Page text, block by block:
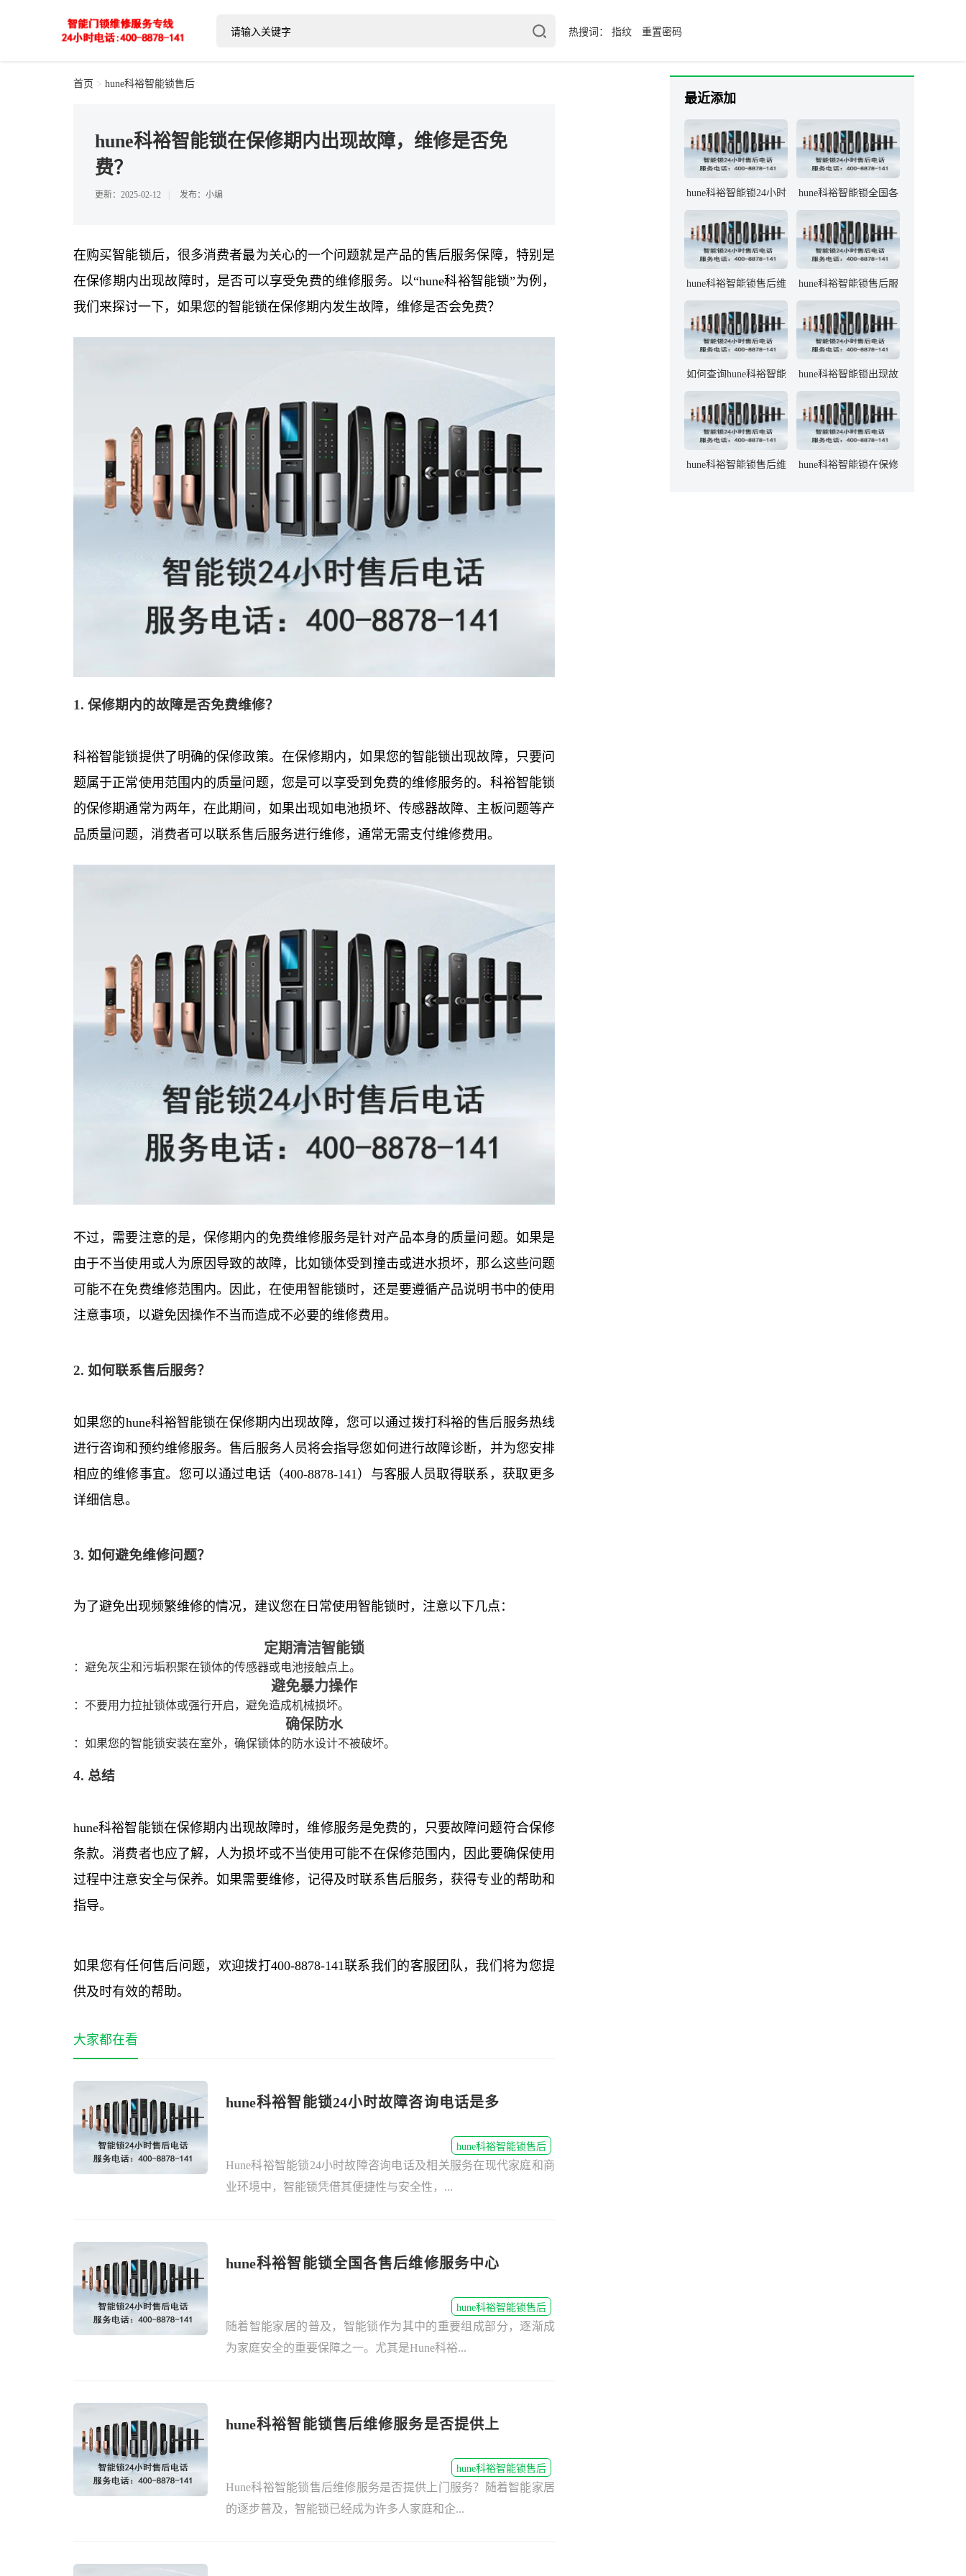
热搜词：指纹 重置密码
首页 > hune科裕智能锁售后
hune科裕智能锁在保修期内出现故障，维修是否免
费？
2025-02-12 发布：小编
在购买智能锁后，很多消费者最为关心的一个问题就是产品的售后服务保障，特别是
在保修期内出现故障时，是否可以享受免费的维修服务。以“hune科裕智能锁”为例，
我们来探讨一下，如果您的智能锁在保修期内发生故障，维修是否会免费？
1. 保修期内的故障是否免费维修？
科裕智能锁提供了明确的保修政策。在保修期内，如果您的智能锁出现故障，只要问
题属于正常使用范围内的质量问题，您是可以享受到免费的维修服务的。科裕智能锁
的保修期通常为两年，在此期间，如果出现如电池损坏、传感器故障、主板问题等产
品质量问题，消费者可以联系售后服务进行维修，通常无需支付维修费用。
不过，需要注意的是，保修期内的免费维修服务是针对产品本身的质量问题。如果是
由于不当使用或人为原因导致的故障，比如锁体受到撞击或进水损坏，那么这些问题
可能不在免费维修范围内。因此，在使用智能锁时，还是要遵循产品说明书中的使用
注意事项，以避免因操作不当而造成不必要的维修费用。
2. 如何联系售后服务？
如果您的hune科裕智能锁在保修期内出现故障，您可以通过拨打科裕的售后服务热线
进行咨询和预约维修服务。售后服务人员将会指导您如何进行故障诊断，并为您安排
相应的维修事宜。您可以通过电话（400-8878-141）与客服人员取得联系，获取更多
详细信息。
3. 如何避免维修问题？
为了避免出现频繁维修的情况，建议您在日常使用智能锁时，注意以下几点：
定期清洁智能锁
：避免灰尘和污垢积聚在锁体的传感器或电池接触点上。
避免暴力操作
：不要用力拉扯锁体或强行开启，避免造成机械损坏。
确保防水
：如果您的智能锁安装在室外，确保锁体的防水设计不被破坏。
4. 总结
hune科裕智能锁在保修期内出现故障时，维修服务是免费的，只要故障问题符合保修
条款。消费者也应了解，人为损坏或不当使用可能不在保修范围内，因此要确保使用
过程中注意安全与保养。如果需要维修，记得及时联系售后服务，获得专业的帮助和
指导。
如果您有任何售后问题，欢迎拨打400-8878-141联系我们的客服团队，我们将为您提
供及时有效的帮助。
大家都在看
hune科裕智能锁24小时故障咨询电话是多
hune科裕智能锁售后
Hune科裕智能锁24小时故障咨询电话及相关服务在现代家庭和商
业环境中，智能锁凭借其便捷性与安全性，...
hune科裕智能锁全国各售后维修服务中心
hune科裕智能锁售后
随着智能家居的普及，智能锁作为其中的重要组成部分，逐渐成
为家庭安全的重要保障之一。尤其是Hune科裕...
hune科裕智能锁售后维修服务是否提供上
hune科裕智能锁售后
Hune科裕智能锁售后维修服务是否提供上门服务？随着智能家居
的逐步普及，智能锁已经成为许多人家庭和企...
最近添加
hune科裕智能锁24小时
故障咨询电话是多少？
hune科裕智能锁全国各
售后维修服务中心的联
系电话
hune科裕智能锁售后维
修服务是否提供上门服
务？
hune科裕智能锁售后服
务热线是多少？
如何查询hune科裕智能
锁的官方售后服务电
话？
hune科裕智能锁出现故
障时，应如何联系售后
维修？
hune科裕智能锁售后维
hune科裕智能锁在保修